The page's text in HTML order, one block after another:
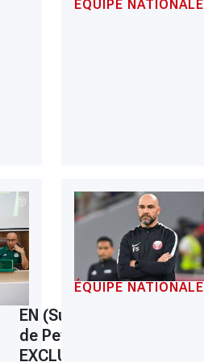
ÉQUIPE NATIONALE
EN (Succession
de Petkovic)
EXCLUSIF :
ÉQUIPE NATIONALE